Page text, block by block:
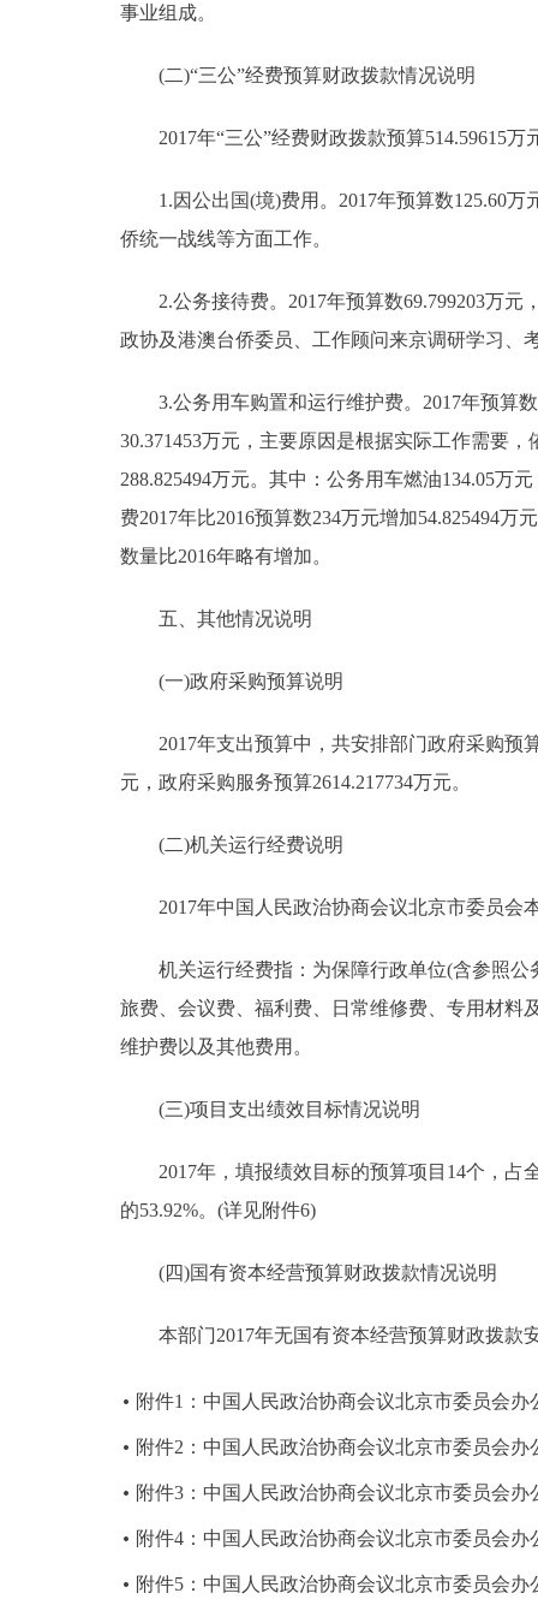
事业组成。
(二)“三公”经费预算财政拨款情况说明
2017年“三公”经费财政拨款预算514.59615万
1.因公出国(境)费用。2017年预算数125.60万
侨统一战线等方面工作。
2.公务接待费。2017年预算数69.799203万元
政协及港澳台侨委员、工作顾问来京调研学习、
3.公务用车购置和运行维护费。2017年预算数
30.371453万元，主要原因是根据实际工作需要
288.825494万元。其中：公务用车燃油134.05万
费2017年比2016预算数234万元增加54.825494
数量比2016年略有增加。
五、其他情况说明
(一)政府采购预算说明
2017年支出预算中，共安排部门政府采购预算
元，政府采购服务预算2614.217734万元。
(二)机关运行经费说明
2017年中国人民政治协商会议北京市委员会本
机关运行经费指：为保障行政单位(含参照公
旅费、会议费、福利费、日常维修费、专用材料
维护费以及其他费用。
(三)项目支出绩效目标情况说明
2017年，填报绩效目标的预算项目14个，占全
的53.92%。(详见附件6)
(四)国有资本经营预算财政拨款情况说明
本部门2017年无国有资本经营预算财政拨款
附件1：中国人民政治协商会议北京市委员会办
附件2：中国人民政治协商会议北京市委员会
附件3：中国人民政治协商会议北京市委员会
附件4：中国人民政治协商会议北京市委员会办
附件5：中国人民政治协商会议北京市委员会办